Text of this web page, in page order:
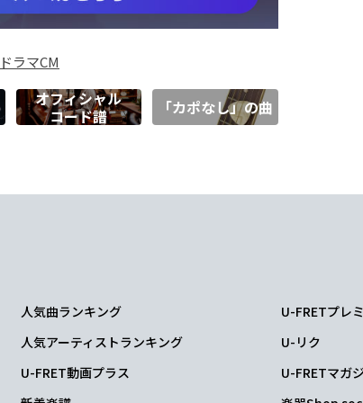
ドラマCM
オフィシャル
コード譜
「カポなし」の曲
人気曲ランキング
人気アーティストランキング
U-FRET動画プラス
U-FRETプレ
U-リク
U-FRETマガ